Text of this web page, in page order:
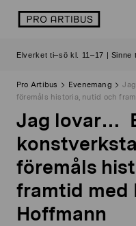
logo
Elverket ti–sö kl. 11–17 | Sinne
Pro Artibus Evenemang
föremåls historia, nutid och
Jag lovar…
föremåls
framtid med
Hoffmann